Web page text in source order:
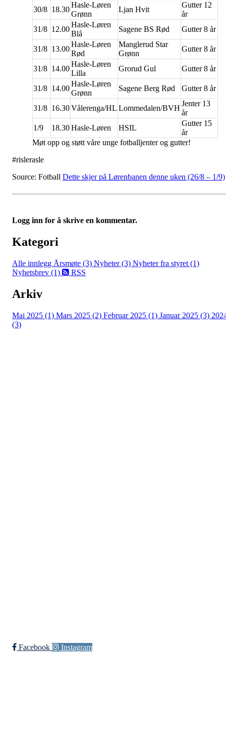
30/8 18.30
Hasle-Løren
Grønn
Ljan Hvit
Gutter 12
år
31/8 12.00
Hasle-Løren
Blå
Sagene BS Rød Gutter 8 år
31/8 13.00
Hasle-Løren
Rød
Manglerud Star
Grønn
Gutter 8 år
31/8 14.00
Hasle-Løren
Lilla
Grorud Gul Gutter 8 år
31/8 14.00
Hasle-Løren
Grønn
Sagene Berg Rød Gutter 8 år
31/8 16.30Vålerenga/HL Lommedalen/BVH
Jenter 13
år
1/9
18.30Hasle-Løren HSIL
Gutter 15
år
Møt opp og støtt våre unge fotballjenter og gutter!
#rislerasle
Source: Fotball Dette skjer på Lørenbanen denne uken (26/8 – 1/9)
Logg inn for å skrive en kommentar.
Kategori
Alle innlegg Årsmøte (3) Nyheter (3) Nyheter fra styret (1)
Nyhetsbrev (1)
RSS
Arkiv
Mai 2025 (1) Mars 2025 (2) Februar 2025 (1) Januar 2025 (3)
(3)
Facebook Instagram